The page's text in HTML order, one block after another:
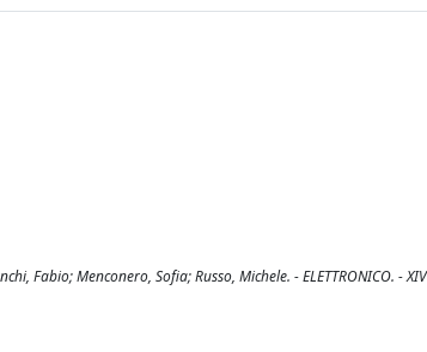
Fabio; Menconero, Sofia; Russo, Michele. - ELETTRONICO. -